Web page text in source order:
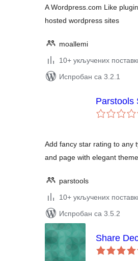
A Wordpress.com Like
hosted wordpress sites
moallemi
10+ укључених
Испробан са 3.2.1
Parstools
Add fancy star rating to any
and page with elegant
parstools
10+ укључених
Испробан са 3.5.2
Share